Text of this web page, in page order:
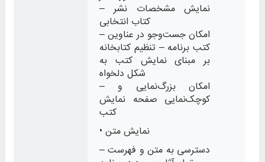
– نمایش مشخصات نشر
کتاب انتخابی
– امکان جست‌وجو در عناوین
کتب برنامه – تنظیم کتابخانه
بر مبنای نمایش کتب به
– امکان بزرگ‌نمایی و
کوچک‌نمایی صفحه نمایش
کتب
• نمایش متن
– دسترسی به متن و فهرست